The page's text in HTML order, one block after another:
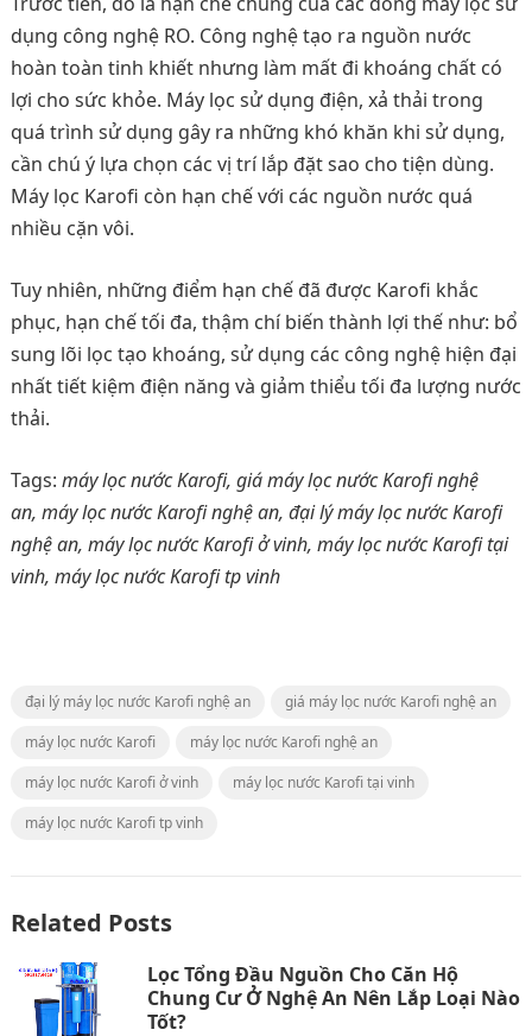
dụng công nghệ RO. Công nghệ tạo ra nguồn nước
hoàn toàn tinh khiết nhưng làm mất đi khoáng chất có
lợi cho sức khỏe. Máy lọc sử dụng điện, xả thải trong
quá trình sử dụng gây ra những khó khăn khi sử dụng,
cần chú ý lựa chọn các vị trí lắp đặt sao cho tiện dùng.
Máy lọc Karofi còn hạn chế với các nguồn nước quá
nhiều cặn vôi.
Tuy nhiên, những điểm hạn chế đã được Karofi khắc
phục, hạn chế tối đa, thậm chí biến thành lợi thế như: bổ
sung lõi lọc tạo khoáng, sử dụng các công nghệ hiện đại
nhất tiết kiệm điện năng và giảm thiểu tối đa lượng nước
thải.
Tags: máy lọc nước Karofi, giá máy lọc nước Karofi nghệ
an, máy lọc nước Karofi nghệ an, đại lý máy lọc nước Karofi
nghệ an, máy lọc nước Karofi ở vinh, máy lọc nước Karofi tại
vinh, máy lọc nước Karofi tp vinh
đại lý máy lọc nước Karofi nghệ an
giá máy lọc nước Karofi nghệ an
máy lọc nước Karofi
máy lọc nước Karofi nghệ an
máy lọc nước Karofi ở vinh
máy lọc nước Karofi tại vinh
máy lọc nước Karofi tp vinh
Related Posts
Lọc Tổng Đầu Nguồn Cho Căn Hộ
Chung Cư Ở Nghệ An Nên Lắp Loại Nào
Tốt?